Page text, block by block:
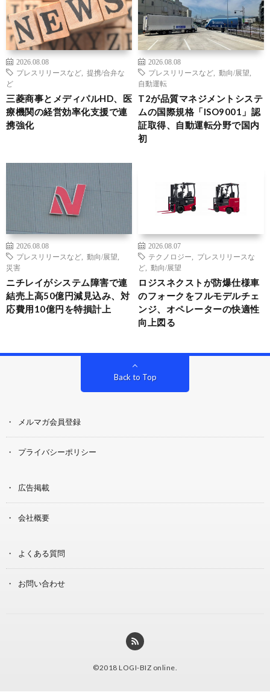
2026.08.08
プレスリリースなど
提携/合弁な
ど
三菱商事とメディパルHD、医
療機関の経営効率化支援で連
携強化
2026.08.08
プレスリリースなど
動向/展望
自動運転
T2が品質マネジメントシステ
ムの国際規格「ISO9001」認
証取得、自動運転分野で国内
初
2026.08.08
プレスリリースなど
動向/展望
災害
ニチレイがシステム障害で連
結売上高50億円減見込み、対
応費用10億円を特損計上
2026.08.07
テクノロジー
プレスリリースな
ど
動向/展望
ロジスネクストが防爆仕様車
のフォークをフルモデルチェ
ンジ、オペレーターの快適性
向上図る
Back to Top
メルマガ会員登録
プライバシーポリシー
広告掲載
会社概要
よくある質問
お問い合わせ
©2018 LOGI-BIZ online